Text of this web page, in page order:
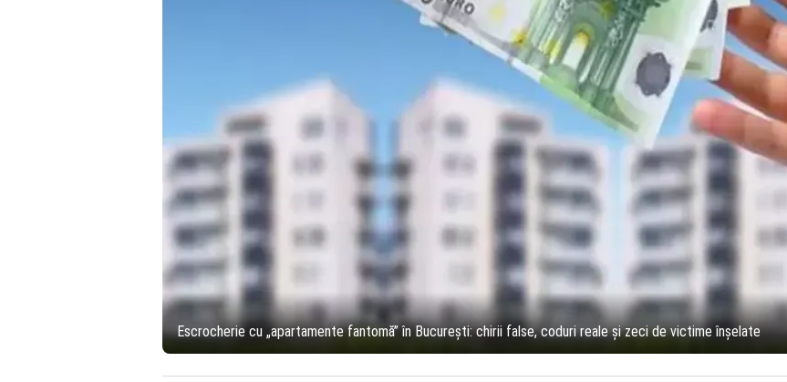
Escrocherie cu „apartamente fantomă” în București: chirii false, coduri reale și zeci de victime înșelate